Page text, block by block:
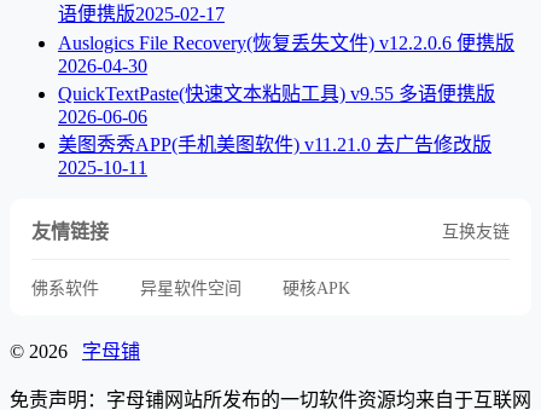
语便携版2025-02-17
Auslogics File Recovery(恢复丢失文件) v12.2.0.6 便携版
2026-04-30
QuickTextPaste(快速文本粘贴工具) v9.55 多语便携版
2026-06-06
美图秀秀APP(手机美图软件) v11.21.0 去广告修改版
2025-10-11
友情链接 互换友链
佛系软件 异星软件空间 硬核APK
© 2026 字母铺
免责声明：字母铺网站所发布的一切软件资源均来自于互联网